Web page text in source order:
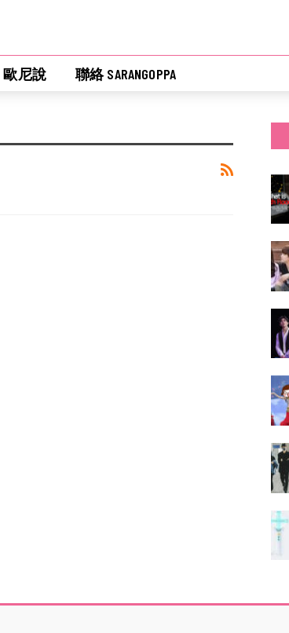
歐尼說 聯絡 SARANGOPPA